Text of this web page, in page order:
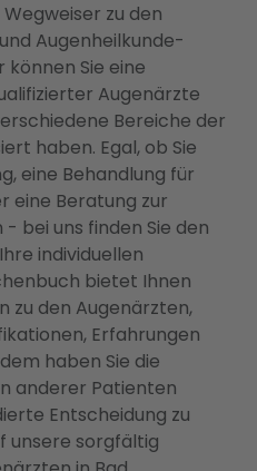
zu den
Augenheilkunde-
können Sie eine
Augenärzte
Bereiche der
haben. Egal, ob Sie
eine Behandlung für
eine Beratung zur
bei uns finden Sie den
individuellen
bietet Ihnen
zu den Augenärzten,
Erfahrungen
haben Sie die
anderer Patienten
Entscheidung zu
unsere sorgfältig